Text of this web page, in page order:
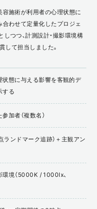
容施術が利用者の心理状態に
合わせて定量化したプロジェ
つつ、計測設計・撮影環境構
して担当しました。
状態に与える影響を客観的デ
する
加者（複数名）
ランドマーク追跡）＋主観アン
環境（5000K / 1000lx、